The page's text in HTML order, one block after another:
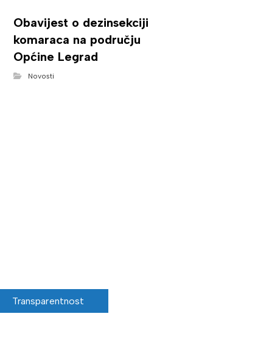
Obavijest o dezinsekciji
komaraca na području
Općine Legrad
Novosti
Transparentnost